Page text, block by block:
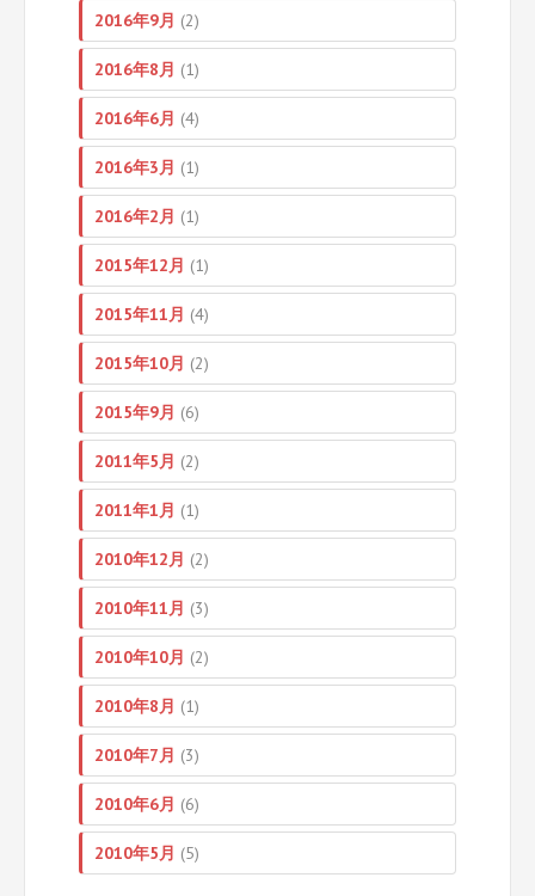
2016年9月 (2)
2016年8月 (1)
2016年6月 (4)
2016年3月 (1)
2016年2月 (1)
2015年12月 (1)
2015年11月 (4)
2015年10月 (2)
2015年9月 (6)
2011年5月 (2)
2011年1月 (1)
2010年12月 (2)
2010年11月 (3)
2010年10月 (2)
2010年8月 (1)
2010年7月 (3)
2010年6月 (6)
2010年5月 (5)